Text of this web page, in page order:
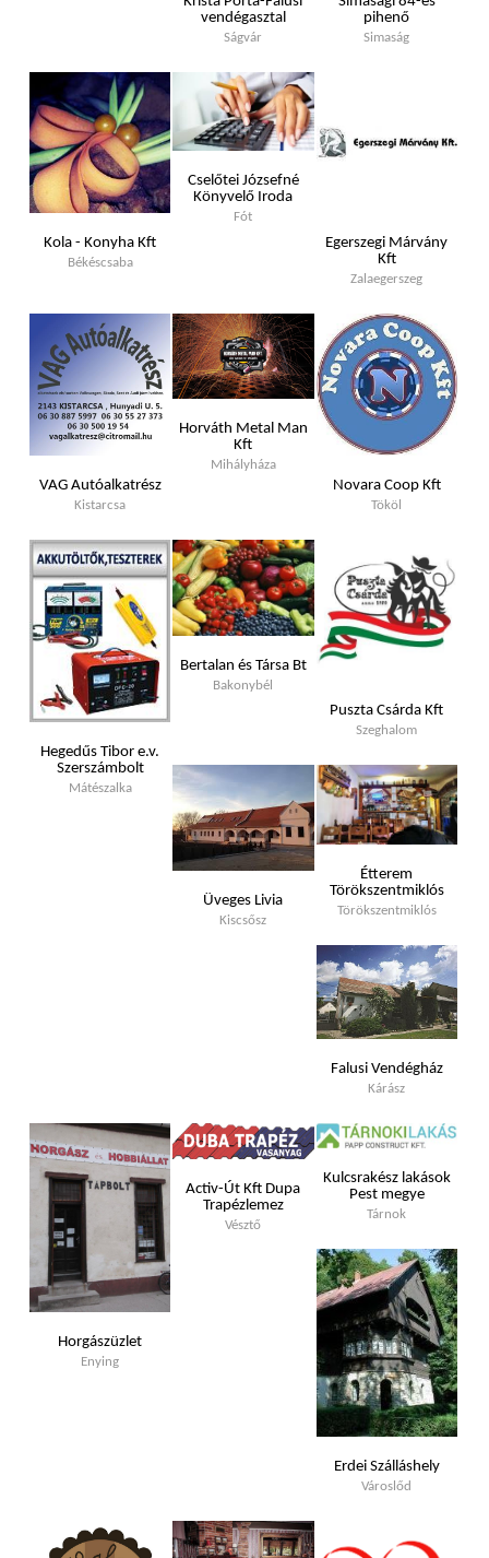
vendégasztal
Ságvár
pihenő
Simaság
Kola - Konyha Kft
Békéscsaba
Cselőtei Józsefné
Könyvelő Iroda
Fót
Egerszegi Márvány
Kft
Zalaegerszeg
VAG Autóalkatrész
Kistarcsa
Horváth Metal Man
Kft
Mihályháza
Novara Coop Kft
Tököl
Hegedűs Tibor e.v.
Szerszámbolt
Mátészalka
Bertalan és Társa Bt
Bakonybél
Puszta Csárda Kft
Szeghalom
Üveges Livia
Kiscsősz
Étterem
Törökszentmiklós
Törökszentmiklós
Falusi Vendégház
Kárász
Horgászüzlet
Enying
Activ-Út Kft Dupa
Trapézlemez
Vésztő
Kulcsrakész lakások
Pest megye
Tárnok
Erdei Szálláshely
Városlőd